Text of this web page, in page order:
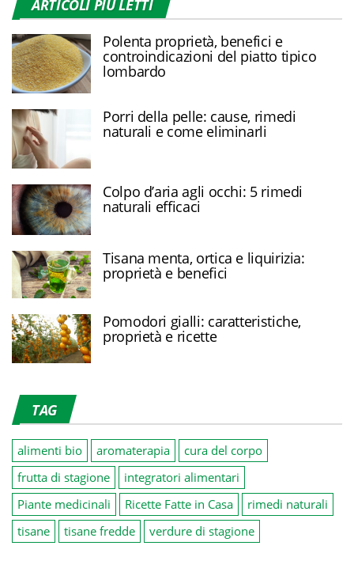
ARTICOLI PIÙ LETTI
Polenta proprietà, benefici e
controindicazioni del piatto tipico
lombardo
Porri della pelle: cause, rimedi
naturali e come eliminarli
Colpo d’aria agli occhi: 5 rimedi
naturali efficaci
Tisana menta, ortica e liquirizia:
proprietà e benefici
Pomodori gialli: caratteristiche,
proprietà e ricette
TAG
alimenti bio aromaterapia
cura del corpo
frutta di stagione
integratori alimentari
Piante medicinali
Ricette Fatte in Casa
rimedi naturali
tisane
tisane fredde verdure di stagione